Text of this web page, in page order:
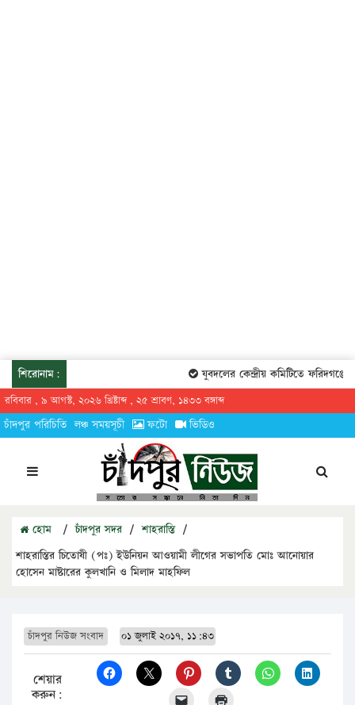
শিরোনাম: যুবদলের কেন্দ্রীয় কমিটিতে ফরিদগঞ্জের
রবিবার , ৯ আগস্ট, ২০২৬ খ্রিষ্টাব্দ , ২৫ শ্রাবণ, ১৪৩৩ বঙ্গাব্দ
চাঁদপুর পরিচিতি লঞ্চ সময়সূচী ফটো ভিডিও
হোম / চাঁদপুর সদর / শাহরাস্তি /
শাহরাস্তির চিতোষী (পঃ) ইউনিয়ন আওয়ামী লীগের সভাপতি মোঃ আনোয়ার
হোসেন মাষ্টারের কুলখানি ও মিলাদ মাহফিল
চাঁদপুর নিউজ সংবাদ ০১ জুলাই ২০১৭, ১১:৪৩
শেয়ার
করুন: